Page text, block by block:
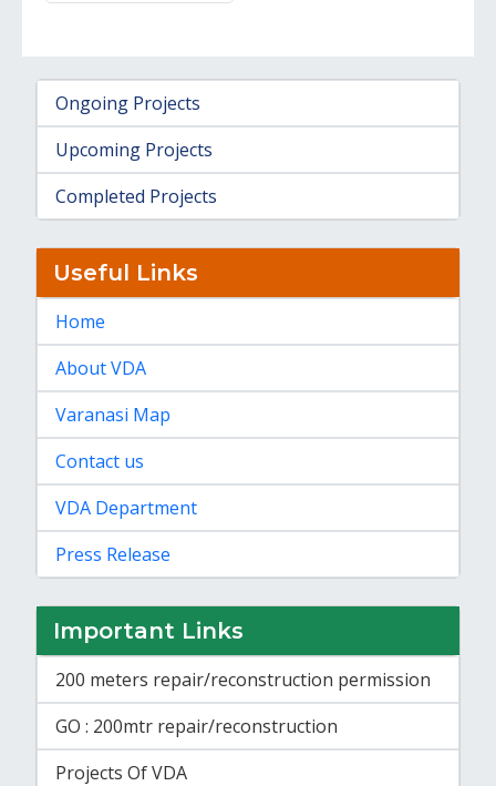
Ongoing Projects
Upcoming Projects
Completed Projects
Useful Links
Home
About VDA
Varanasi Map
Contact us
VDA Department
Press Release
Important Links
200 meters repair/reconstruction permission
GO : 200mtr repair/reconstruction
Projects Of VDA